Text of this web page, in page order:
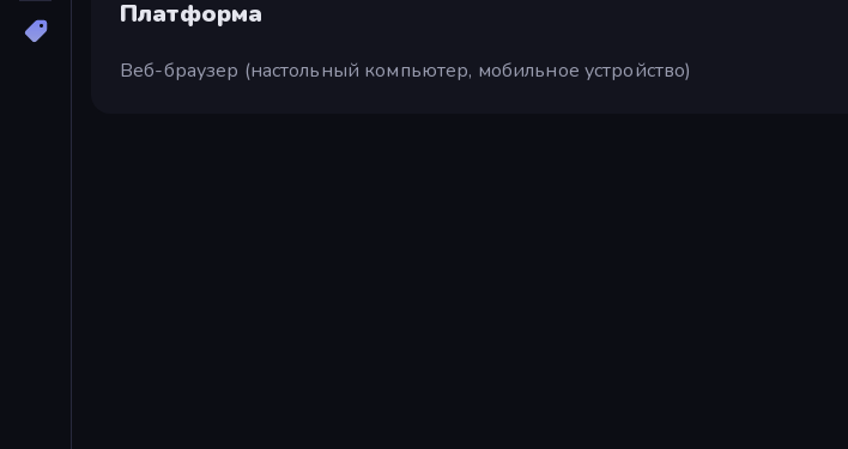
Платформа
Веб-браузер (настольный компьютер, мобильное устройство)